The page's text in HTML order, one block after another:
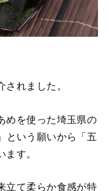
れました。
めを使った埼玉県の
という願いから「五
す。
立て柔らか食感が特